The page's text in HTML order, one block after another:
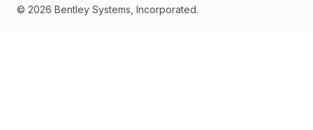
© 2026 Bentley Systems, Incorporated.